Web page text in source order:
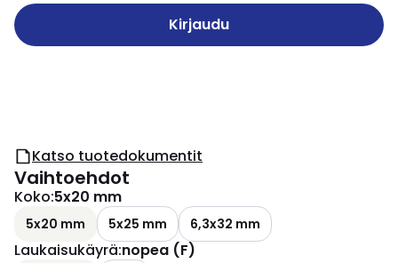
Kirjaudu
Katso tuotedokumentit
Vaihtoehdot
Koko:5x20 mm
5x20 mm 5x25 mm 6,3x32 mm
Laukaisukäyrä:nopea (F)